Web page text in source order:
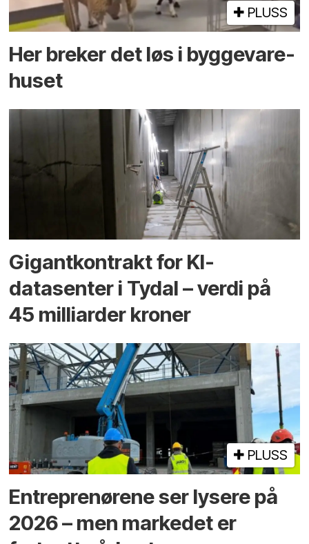
PLUSS
Her breker det løs i bygge­vare­
huset
Gigantkontrakt for KI-
datasenter i Tydal – verdi på
45 milliarder kroner
PLUSS
Entreprenørene ser lysere på
2026 – men markedet er